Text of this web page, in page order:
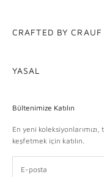
CRAFTED BY CRAUF
YASAL
Bültenimize Katılın
En yeni
keşfetmek için katılın.